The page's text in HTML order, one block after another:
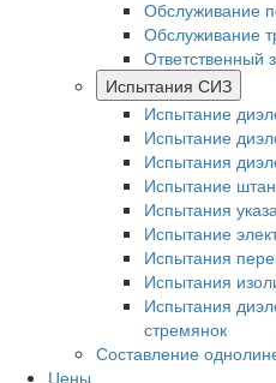
Обслуживание
Обслуживание
Ответственный
Испытания СИЗ
Испытание
Испытание
Испытания
Испытание
Испытания
Испытание
Испытания
Испытания
Испытания
стремянок
Составление
Цены